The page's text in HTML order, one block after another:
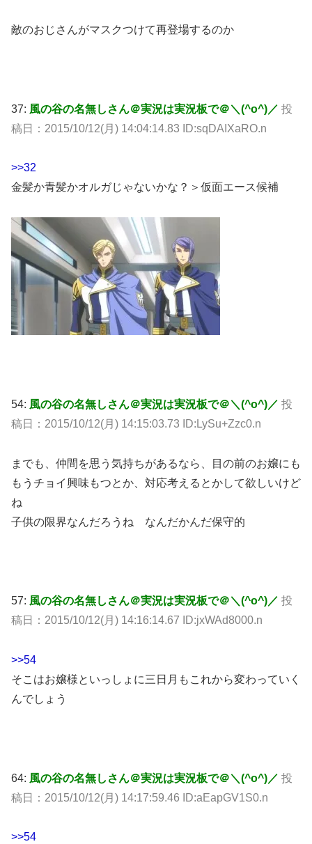
敵のおじさんがマスクつけて再登場するのか
37: 風の谷の名無しさん＠実況は実況板で＠＼(^o^)／ 投
稿日：2015/10/12(月) 14:04:14.83 ID:sqDAIXaRO.n
>>32
金髪か青髪かオルガじゃないかな？＞仮面エース候補
54: 風の谷の名無しさん＠実況は実況板で＠＼(^o^)／ 投
稿日：2015/10/12(月) 14:15:03.73 ID:LySu+Zzc0.n
までも、仲間を思う気持ちがあるなら、目の前のお嬢にも
もうチョイ興味もつとか、対応考えるとかして欲しいけど
ね
子供の限界なんだろうね なんだかんだ保守的
57: 風の谷の名無しさん＠実況は実況板で＠＼(^o^)／ 投
稿日：2015/10/12(月) 14:16:14.67 ID:jxWAd8000.n
>>54
そこはお嬢様といっしょに三日月もこれから変わっていく
んでしょう
64: 風の谷の名無しさん＠実況は実況板で＠＼(^o^)／ 投
稿日：2015/10/12(月) 14:17:59.46 ID:aEapGV1S0.n
>>54